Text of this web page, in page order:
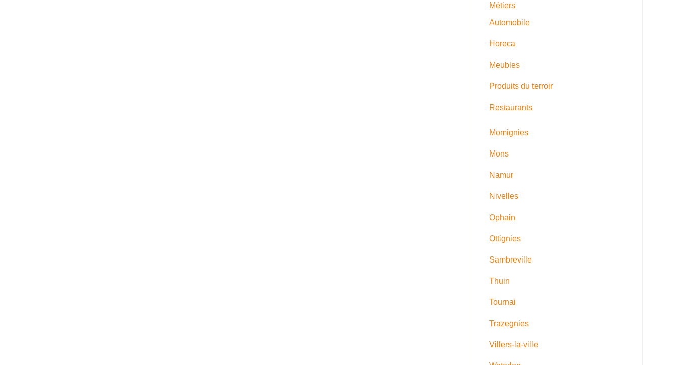
Métiers
Automobile
Horeca
Meubles
Produits du terroir
Restaurants
Momignies
Mons
Namur
Nivelles
Ophain
Ottignies
Sambreville
Thuin
Tournai
Trazegnies
Villers-la-ville